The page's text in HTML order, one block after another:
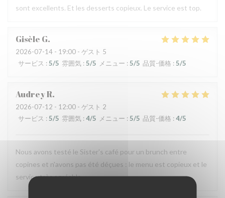
sont excellents. Et les desserts copieux. Le service est top.
Gisèle G
2026-07-14 - 19:00 - ゲスト 5
サービス :5/5 雰囲気 :5/5 メニュー :5/5 品質-価格 :5/5
AudreyR
2026-07-12 - 12:00 - ゲスト 2
サービス : 5/5 雰囲気 : 4/5 メニュー : 5/5 品質-価格 : 4/5
Nous avons testé le Sister's café pour un brunch entre
copines et n'avons pas été déçues : le menu est copieux et le
service très agréable.